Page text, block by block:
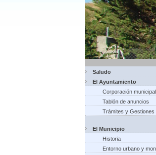
Saludo
El Ayuntamiento
Corporación municipal
Tablón de anuncios
Trámites y Gestiones
El Municipio
Historia
Entorno urbano y